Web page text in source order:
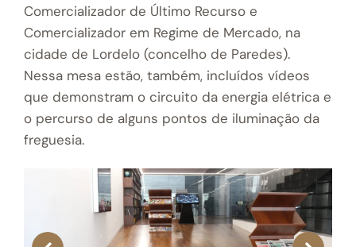
Comercializador de Último Recurso e
Comercializador em Regime de Mercado, na
cidade de Lordelo (concelho de Paredes).
Nessa mesa estão, também, incluídos vídeos
que demonstram o circuito da energia elétrica e
o percurso de alguns pontos de iluminação da
freguesia.